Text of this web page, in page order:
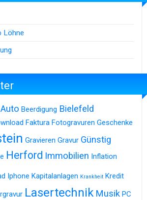
Löhne
Auto Beerdigung Bielefeld
Faktura Fotogravuren Geschenke
Gravieren Gravur Günstig
Herford Immobilien Inflation
Iphone Kapitalanlagen Krankheit Kredit
Lasertechnik Musik PC